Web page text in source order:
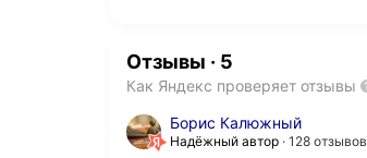
Отзывы · 5
Как Яндекс проверяет отзывы
Борис Калюжный
Надёжный автор 128 отзывов